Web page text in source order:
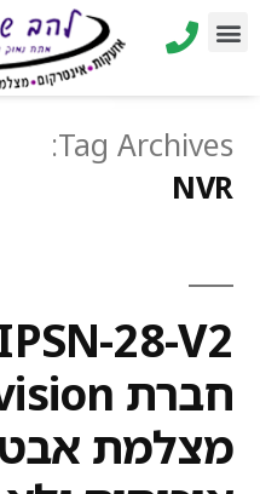
Tag Archives:
NVR
מצלמת